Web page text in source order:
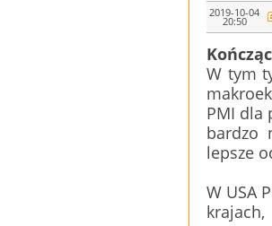
2019-10-04
20:50
W tym
PMI dla
bardzo
lepsze
W USA